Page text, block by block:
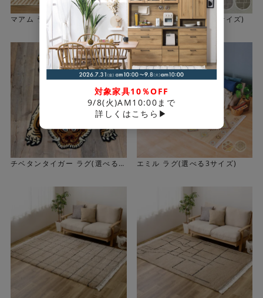
マアム ラグ(選べる3サイズ) ジオーニ ラグ(選べる3サイズ)
チベタンタイガー ラグ(選べる3
エミル ラグ(選べる3サイズ)
対象家具10％OFF
9/8(火)AM10:00まで
詳しくはこちら▶